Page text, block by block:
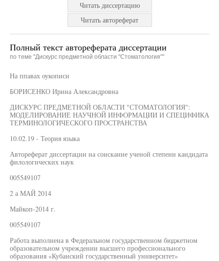
Читать диссертацию
Читать автореферат
Полный текст автореферата диссертации
по теме "Дискурс предметной области "Стоматология""
На ппавах оукописи
БОРИСЕНКО Ирина Александровна
ДИСКУРС ПРЕДМЕТНОЙ ОБЛАСТИ "СТОМАТОЛОГИЯ":
МОДЕЛИРОВАНИЕ НАУЧНОЙ ИНФОРМАЦИИ И СПЕЦИФИКА
ТЕРМИНОЛОГИЧЕСКОГО ПРОСТРАНСТВА
10.02.19 - Теория языка
Автореферат диссертации на соискание ученой степени кандидата
филологических наук
005549107
2 а МАЙ 2014
Майкоп-2014 г.
005549107
Работа выполнена в Федеральном государственном бюджетном
образовательном учреждении высшего профессионального
образования «Кубанский государственный университет»